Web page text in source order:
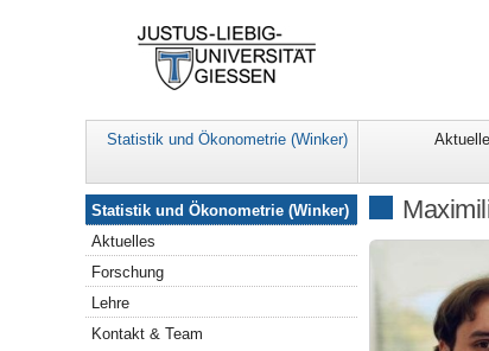
Statistik und Ökonometrie (Winker)
Navigation
Statistik und Ökonometrie (Winker)
Aktuelles
Forschung
Lehre
Kontakt & Team